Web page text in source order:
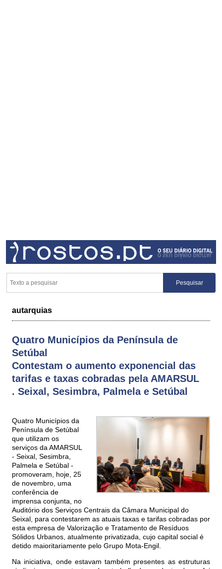
autarquias
Quatro Municípios da Península de
Setúbal
Contestam o aumento exponencial das
tarifas e taxas cobradas pela AMARSUL
. Seixal, Sesimbra, Palmela e Setúbal
Quatro Municípios da
Península de Setúbal
que utilizam os
serviços da AMARSUL
- Seixal, Sesimbra,
Palmela e Setúbal -
promoveram, hoje, 25
de novembro, uma
conferência de
imprensa conjunta, no
Auditório dos Serviços Centrais da Câmara Municipal do
Seixal, para contestarem as atuais taxas e tarifas cobradas por
esta empresa de Valorização e Tratamento de Resíduos
Sólidos Urbanos, atualmente privatizada, cujo capital social é
detido maioritariamente pelo Grupo Mota-Engil.
Na iniciativa, onde estavam também presentes as estruturas